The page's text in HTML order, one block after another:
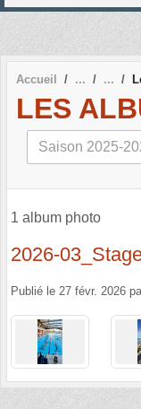
Accueil
LES
1 album photo
2026-
Publié le 27 févr. 2026